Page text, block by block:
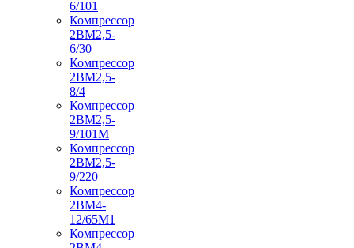
6/101
Компрессор
2ВМ2,5-
6/30
Компрессор
2ВМ2,5-
8/4
Компрессор
2ВМ2,5-
9/101М
Компрессор
2ВМ2,5-
9/220
Компрессор
2ВМ4-
12/65М1
Компрессор